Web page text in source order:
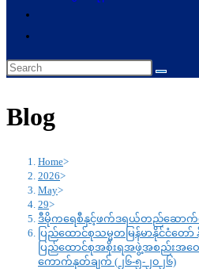
Blog
Home>
2026>
May>
29>
ဒီမိုကရေစီနှင့်ဖက်ဒရယ်တည်ဆောက်
ပြည်ထောင်စုသမ္မတမြန်မာနိုင်ငံတေ
ပြည်ထောင်စုအစိုးရအဖွဲ့အစည်းအဝေ
ကောက်နုတ်ချက် (၂၆-၅-၂၀၂၆)